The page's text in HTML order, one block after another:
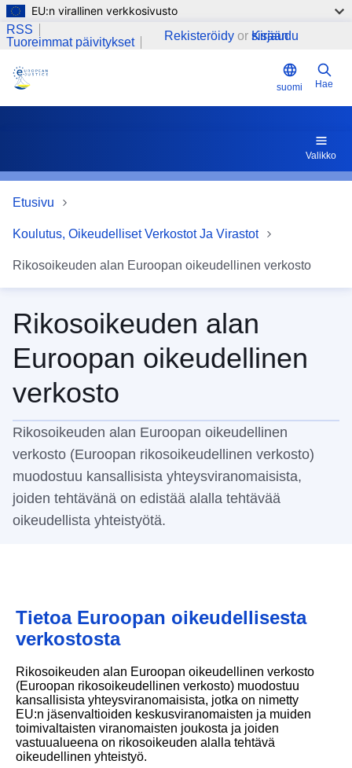
Hyppää pääsisältöön
EU:n virallinen verkkosivusto
RSS
Tuoreimmat päivitykset
Rekisteröidyor Kirjaudu sisään
suomi Hae
Valikko
Etusivu
Koulutus, Oikeudelliset Verkostot Ja Virastot
Rikosoikeuden alan Euroopan oikeudellinen verkosto
Rikosoikeuden alan
Euroopan oikeudellinen
verkosto
Rikosoikeuden alan Euroopan oikeudellinen
verkosto (Euroopan rikosoikeudellinen verkosto)
muodostuu kansallisista yhteysviranomaisista,
joiden tehtävänä on edistää alalla tehtävää
oikeudellista yhteistyötä.
Tietoa Euroopan oikeudellisesta
verkostosta
Rikosoikeuden alan Euroopan oikeudellinen verkosto
(Euroopan rikosoikeudellinen verkosto) muodostuu
kansallisista yhteysviranomaisista, jotka on nimetty
EU:n jäsenvaltioiden keskusviranomaisten ja muiden
toimivaltaisten viranomaisten joukosta ja joiden
vastuualueena on rikosoikeuden alalla tehtävä
oikeudellinen yhteistyö.